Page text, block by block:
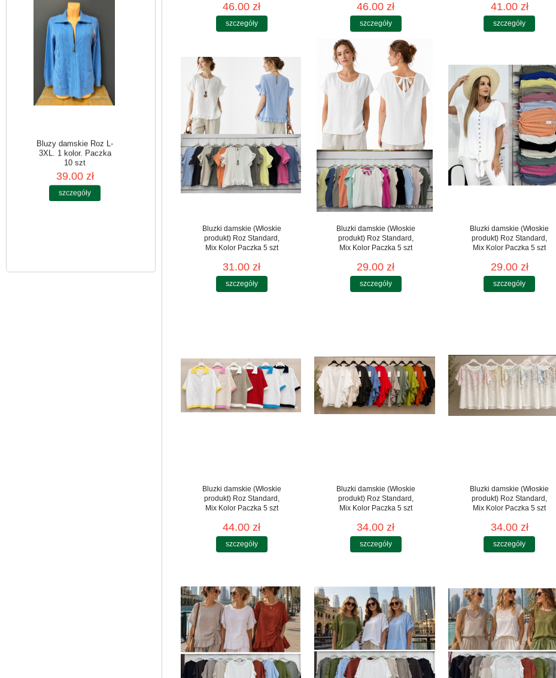
Bluzy damskie Roz L-
3XL. 1 kolor. Paczka
10 szt
46.00 zł
szczegóły
46.00 zł
szczegóły
41.00 zł
szczegóły
Bluzki damskie (Włoskie
produkt) Roz Standard,
Mix Kolor Paczka 5 szt
31.00 zł
szczegóły
Bluzki damskie (Włoskie
produkt) Roz Standard,
Mix Kolor Paczka 5 szt
29.00 zł
szczegóły
Bluzki damskie (Włoskie
produkt) Roz Standard,
Mix Kolor Paczka 5 szt
29.00 zł
szczegóły
Bluzki damskie (Włoskie
produkt) Roz Standard,
Mix Kolor Paczka 5 szt
44.00 zł
szczegóły
Bluzki damskie (Włoskie
produkt) Roz Standard,
Mix Kolor Paczka 5 szt
34.00 zł
szczegóły
Bluzki damskie (Włoskie
produkt) Roz Standard,
Mix Kolor Paczka 5 szt
34.00 zł
szczegóły